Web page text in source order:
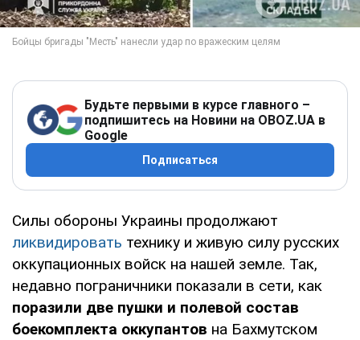
Будьте первыми в курсе главного –
подпишитесь на Новини на OBOZ.UA в
Google
Подписаться
Силы обороны Украины продолжают
ликвидировать технику и живую силу русских
оккупационных войск на нашей земле. Так,
недавно пограничники показали в сети, как
поразили две пушки и полевой состав
боекомплекта оккупантов на Бахмутском